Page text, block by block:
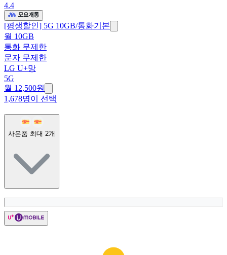
4.4
[평생할인] 5G 10GB/통화기본
월 10GB
통화 무제한
문자 무제한
LG U+망
5G
월 12,500원
1,678명이 선택
사은품 최대 2개